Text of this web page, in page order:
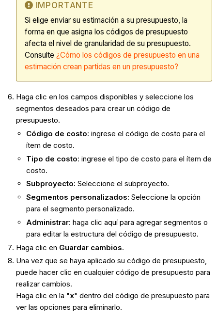
IMPORTANTE
Si elige enviar su estimación a su presupuesto, la
forma en que asigna los códigos de presupuesto
afecta el nivel de granularidad de su presupuesto.
Consulte ¿Cómo los códigos de presupuesto en una
estimación crean partidas en un presupuesto?​​​
Haga clic en los campos disponibles y seleccione los
segmentos deseados para crear un código de
presupuesto.
Código de costo: ingrese el código de costo para el
ítem de costo.
Tipo de costo: ingrese el tipo de costo para el ítem de
costo.
Subproyecto: Seleccione el subproyecto.
Segmentos personalizados: Seleccione la opción
para el segmento personalizado.
Administrar: haga clic aquí para agregar segmentos o
para editar la estructura del código de presupuesto.
Haga clic en Guardar cambios.
Una vez que se haya aplicado su código de presupuesto,
puede hacer clic en cualquier código de presupuesto para
realizar cambios.
Haga clic en la "x" dentro del código de presupuesto para
ver las opciones para eliminarlo.